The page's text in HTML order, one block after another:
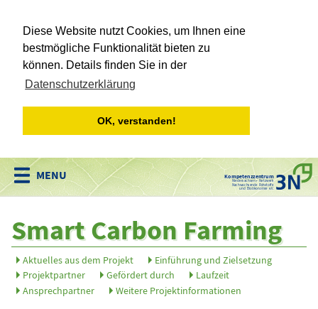
Diese Website nutzt Cookies, um Ihnen eine
bestmögliche Funktionalität bieten zu
können. Details finden Sie in der
Datenschutzerklärung
OK, verstanden!
Kompetenzzentrum
Niedersachsen • Netzwerk
Nachwachsende Rohstoffe
und Bioökonomie e.V.
Smart Carbon Farming
Aktuelles aus dem Projekt
Einführung und Zielsetzung
Projektpartner
Gefördert durch
Laufzeit
Ansprechpartner
Weitere Projektinformationen